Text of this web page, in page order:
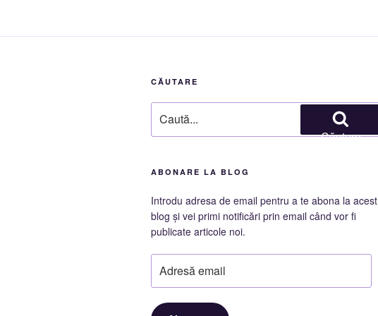
CĂUTARE
după:
Căutare
ABONARE LA BLOG
Introdu adresa de email pentru a te abona la acest
blog și vei primi notificări prin email când vor fi
publicate articole noi.
email